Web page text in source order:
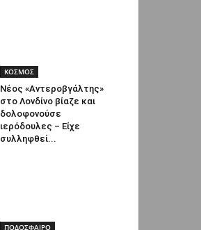
ΚΟΣΜΟΣ
Νέος «Αντεροβγάλτης»
στο Λονδίνο βίαζε και
δολοφονούσε
ιερόδουλες – Είχε
συλληφθεί...
ΠΟΔΟΣΦΑΙΡΟ